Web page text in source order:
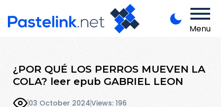
Menu
¿POR QUÉ LOS PERROS MUEVEN LA
COLA? leer epub GABRIEL LEON
03 October 2024Views: 196